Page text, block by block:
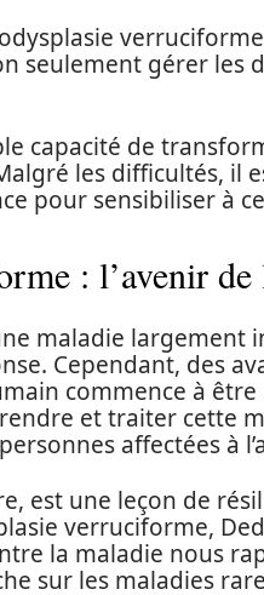
seulement gérer les
capacité de
les difficultés, il
pour sensibiliser à
: l’avenir de
maladie largement
Cependant, des
commence à
et traiter cette
affectées à
est une leçon de
verruciforme,
la maladie nous
sur les maladies